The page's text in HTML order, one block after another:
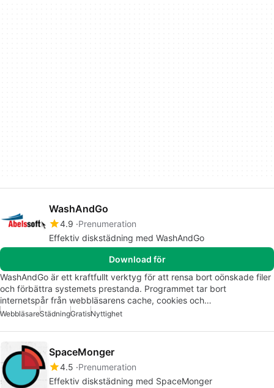
WashAndGo
4.9 Prenumeration
Effektiv diskstädning med WashAndGo
Download för
WashAndGo är ett kraftfullt verktyg för att rensa bort oönskade filer
och förbättra systemets prestanda. Programmet tar bort
internetspår från webbläsarens cache, cookies och…
WebbläsareStädningGratisNyttighet
SpaceMonger
4.5 Prenumeration
Effektiv diskstädning med SpaceMonger